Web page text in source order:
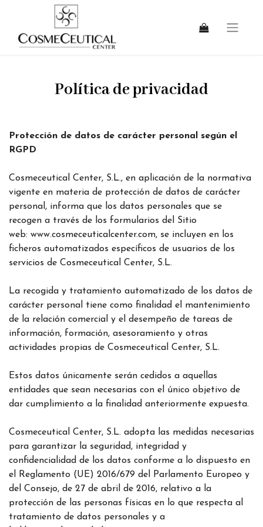
Política de privacidad
Protección de datos de carácter personal según el
RGPD
Cosmeceutical Center, S.L., en aplicación de la normativa
vigente en materia de protección de datos de carácter
personal, informa que los datos personales que se
recogen a través de los formularios del Sitio
web: www.cosmeceuticalcenter.com, se incluyen en los
ficheros automatizados específicos de usuarios de los
servicios de Cosmeceutical Center, S.L.
La recogida y tratamiento automatizado de los datos de
carácter personal tiene como finalidad el mantenimiento
de la relación comercial y el desempeño de tareas de
información, formación, asesoramiento y otras
actividades propias de Cosmeceutical Center, S.L.
Estos datos únicamente serán cedidos a aquellas
entidades que sean necesarias con el único objetivo de
dar cumplimiento a la finalidad anteriormente expuesta.
Cosmeceutical Center, S.L. adopta las medidas necesarias
para garantizar la seguridad, integridad y
confidencialidad de los datos conforme a lo dispuesto en
el Reglamento (UE) 2016/679 del Parlamento Europeo y
del Consejo, de 27 de abril de 2016, relativo a la
protección de las personas físicas en lo que respecta al
tratamiento de datos personales y a